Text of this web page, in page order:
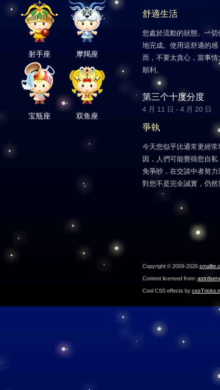
射手座 摩羯座
宝瓶座 双鱼座
舒適生活
您處於流動的狀態。一
地完成。使用這舒適的
而，不要太貪心，當事
順利。
第三个十度分度
4 月 11 日 - 4 月 20 日
爭執
今天您似乎比通常更經
因，人們可能覺得您自
免爭吵，在交談中者努
對您不是完全誠實，仍
Copyright © 2009-2026
Content licensed from:
Cool CSS effects by